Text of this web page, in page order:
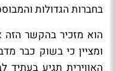
בחברות הגדולות
הוא מזכיר בהקשר הזה
ומציין כי בשוק כבר
האווירית תגיע בעתיד